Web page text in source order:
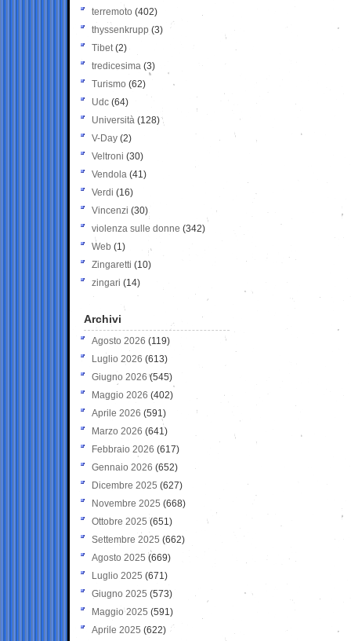
terremoto (402)
thyssenkrupp (3)
Tibet(2)
tredicesima (3)
Turismo (62)
Udc (64)
Università (128)
V-Day (2)
Veltroni (30)
Vendola (41)
Verdi (16)
Vincenzi (30)
violenza sulle donne (342)
Web (1)
Zingaretti (10)
zingari (14)
Archivi
Agosto 2026 (119)
Luglio 2026 (613)
Giugno 2026 (545)
Maggio 2026 (402)
Aprile 2026 (591)
Marzo 2026 (641)
Febbraio 2026 (617)
Gennaio 2026 (652)
Dicembre 2025 (627)
Novembre 2025 (668)
Ottobre 2025 (651)
Settembre 2025 (662)
Agosto 2025 (669)
Luglio 2025 (671)
Giugno 2025 (573)
Maggio 2025 (591)
Aprile 2025 (622)